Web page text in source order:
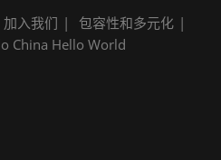
加入我们
包容性和多元化
China Hello World